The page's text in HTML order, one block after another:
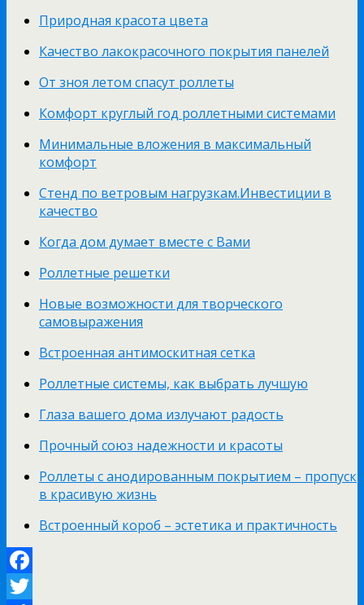
Природная красота цвета
Качество лакокрасочного покрытия панелей
От зноя летом спасут роллеты
Комфорт круглый год роллетными системами
Минимальные вложения в максимальный
комфорт
Стенд по ветровым нагрузкам.Инвестиции в
качество
Когда дом думает вместе с Вами
Роллетные решетки
Новые возможности для творческого
самовыражения
Встроенная антимоскитная сетка
Роллетные системы, как выбрать лучшую
Глаза вашего дома излучают радость
Прочный союз надежности и красоты
Роллеты с анодированным покрытием – пропуск
в красивую жизнь
Встроенный короб – эстетика и практичность
Facebook